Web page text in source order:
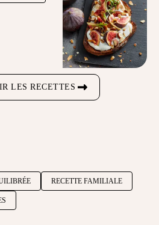
LES RECETTES
RECETTE FAMILIALE